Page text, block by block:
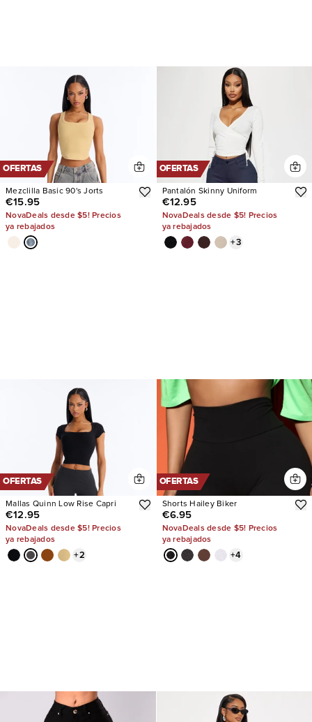
OFERTAS
Mezclilla Basic 90's Jorts
€15.95
NovaDeals desde $5! Precios
ya rebajados
OFERTAS
Pantalón Skinny Uniform
€12.95
NovaDeals desde $5! Precios
ya rebajados
+3
OFERTAS
Mallas Quinn Low Rise Capri
€12.95
NovaDeals desde $5! Precios
ya rebajados
+2
OFERTAS
Shorts Hailey Biker
€6.95
NovaDeals desde $5! Precios
ya rebajados
+4